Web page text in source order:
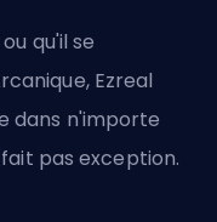
qu'il se
Ezreal
dans n'importe
pas exception.